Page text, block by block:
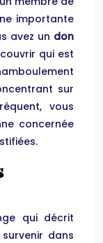
importante
avez un don
qui est
sur
vous
concernée
qui décrit
dans